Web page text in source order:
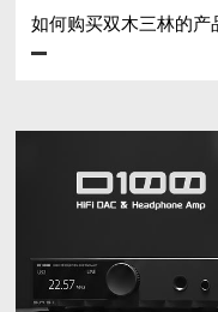
如何购买双木三林的产